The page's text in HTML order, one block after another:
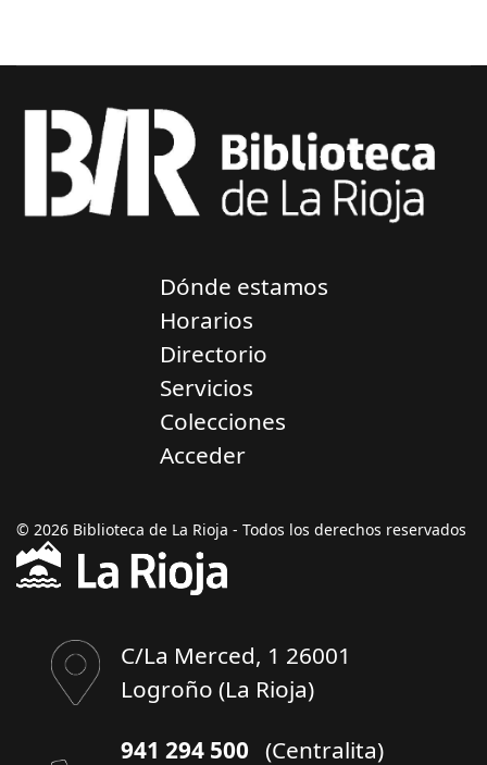
Dónde estamos
Horarios
Directorio
Servicios
Colecciones
Acceder
© 2026 Biblioteca de La Rioja - Todos los derechos reservados
C/La Merced, 1 26001
Logroño (La Rioja)
941 294 500 (Centralita)